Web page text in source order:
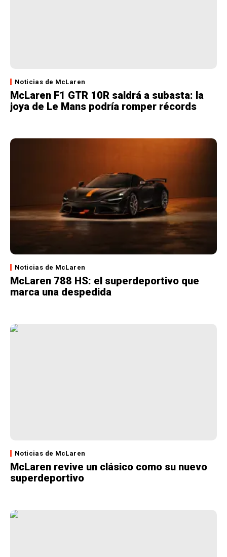
Noticias de McLaren
McLaren F1 GTR 10R saldrá a subasta: la
joya de Le Mans podría romper récords
Noticias de McLaren
McLaren 788 HS: el superdeportivo que
marca una despedida
Noticias de McLaren
McLaren revive un clásico como su nuevo
superdeportivo